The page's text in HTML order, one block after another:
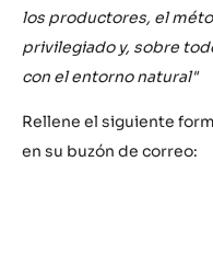
los productores, el
privilegiado y, sobre
con el entorno natural"
Rellene el siguiente
en su buzón de correo: